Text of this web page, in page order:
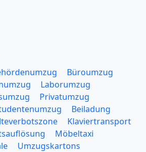
Büroumzug
Laborumzug
Privatumzug
Beiladung
Klaviertransport
Möbeltaxi
Umzugskartons